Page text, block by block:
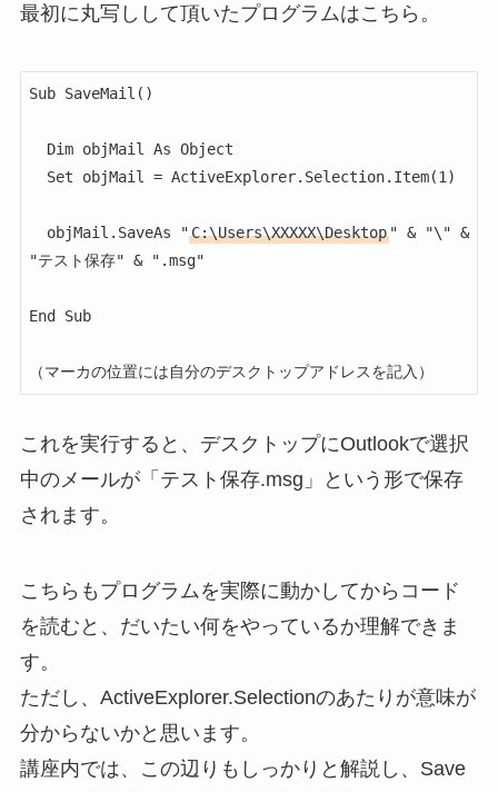
最初に丸写しして頂いたプログラムはこちら。
Sub SaveMail()
  objMail.SaveAs "
C:\Users\XXXXX\Desktop" & "\" &
"テスト保存" & ".msg"
End Sub
（マーカの位置には自分のデスクトップアドレスを記入）
これを実行すると、デスクトップにOutlookで選択
中のメールが「テスト保存.msg」という形で保存
されます。
こちらもプログラムを実際に動かしてからコード
を読むと、だいたい何をやっているか理解できま
す。
ただし、ActiveExplorer.Selectionのあたりが意味が
分からないかと思います。
講座内では、この辺りもしっかりと解説し、Save